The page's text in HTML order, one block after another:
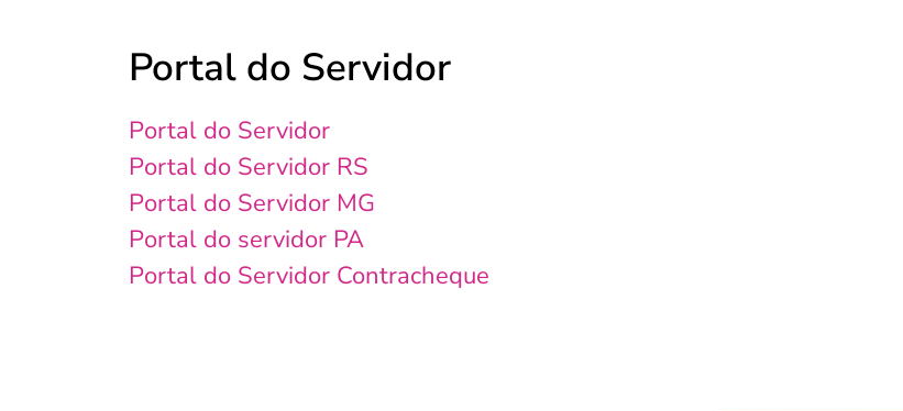
Portal do Servidor
Portal do Servidor
Portal do Servidor RS
Portal do Servidor MG
Portal do servidor PA
Portal do Servidor Contracheque